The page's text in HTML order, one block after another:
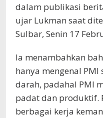
dalam publikasi
ujar Lukman saat
Sulbar, Senin 17
Ia menambahkan
hanya mengenal
darah, padahal PMI
padat dan produktif.
berbagai kerja